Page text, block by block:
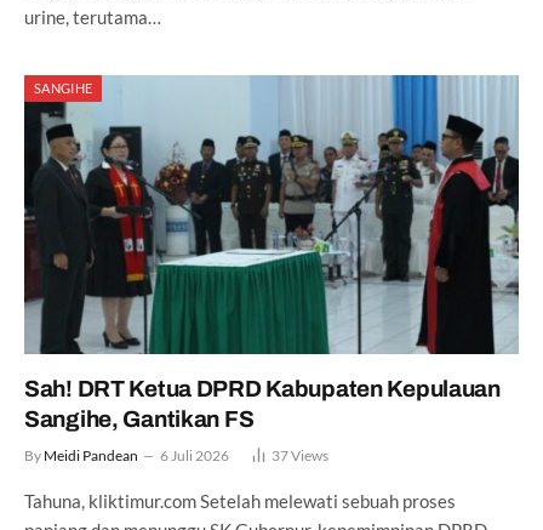
urine, terutama…
SANGIHE
Sah! DRT Ketua DPRD Kabupaten Kepulauan
Sangihe, Gantikan FS
By Meidi Pandean 6 Juli 2026 37Views
Tahuna, kliktimur.com Setelah melewati sebuah proses